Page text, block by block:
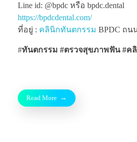
Line id: @bpdc หรือ bpdc.dental
https://bpdcdental.com/
ที่อยู่ : คลินิกทันตกรรม BPDC ถน
#ทันตกรรม #ตรวจสุขภาพฟัน #ค
Read More